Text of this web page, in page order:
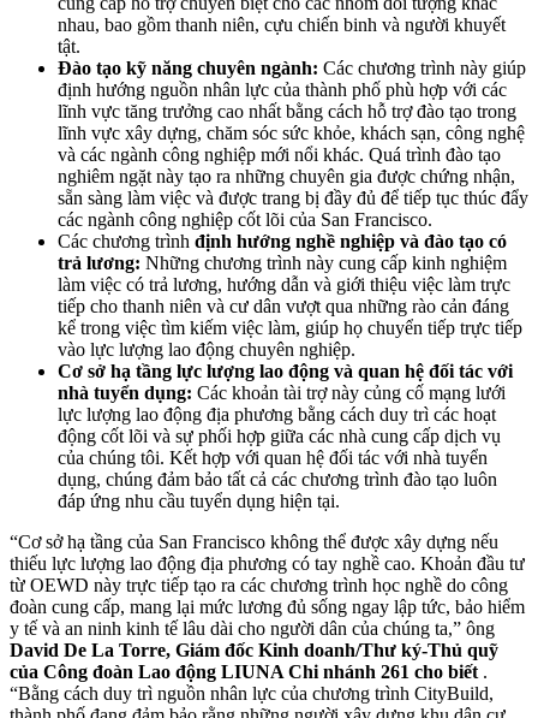
nhau, bao gồm thanh niên, cựu chiến binh và người khuyết
tật.
Đào tạo kỹ năng chuyên ngành: Các chương trình này giúp
định hướng nguồn nhân lực của thành phố phù hợp với các
lĩnh vực tăng trưởng cao nhất bằng cách hỗ trợ đào tạo trong
lĩnh vực xây dựng, chăm sóc sức khỏe, khách sạn, công nghệ
và các ngành công nghiệp mới nổi khác. Quá trình đào tạo
nghiêm ngặt này tạo ra những chuyên gia được chứng nhận,
sẵn sàng làm việc và được trang bị đầy đủ để tiếp tục thúc đẩy
các ngành công nghiệp cốt lõi của San Francisco.
Các chương trình định hướng nghề nghiệp và đào tạo có
trả lương: Những chương trình này cung cấp kinh nghiệm
làm việc có trả lương, hướng dẫn và giới thiệu việc làm trực
tiếp cho thanh niên và cư dân vượt qua những rào cản đáng
kể trong việc tìm kiếm việc làm, giúp họ chuyển tiếp trực tiếp
vào lực lượng lao động chuyên nghiệp.
Cơ sở hạ tầng lực lượng lao động và quan hệ đối tác với
nhà tuyển dụng: Các khoản tài trợ này củng cố mạng lưới
lực lượng lao động địa phương bằng cách duy trì các hoạt
động cốt lõi và sự phối hợp giữa các nhà cung cấp dịch vụ
của chúng tôi. Kết hợp với quan hệ đối tác với nhà tuyển
dụng, chúng đảm bảo tất cả các chương trình đào tạo luôn
đáp ứng nhu cầu tuyển dụng hiện tại.
“Cơ sở hạ tầng của San Francisco không thể được xây dựng nếu
thiếu lực lượng lao động địa phương có tay nghề cao. Khoản đầu tư
từ OEWD này trực tiếp tạo ra các chương trình học nghề do công
đoàn cung cấp, mang lại mức lương đủ sống ngay lập tức, bảo hiểm
y tế và an ninh kinh tế lâu dài cho người dân của chúng ta,” ông
David De La Torre, Giám đốc Kinh doanh/Thư ký-Thủ quỹ
của Công đoàn Lao động LIUNA Chi nhánh 261 cho biết .
“Bằng cách duy trì nguồn nhân lực của chương trình CityBuild,